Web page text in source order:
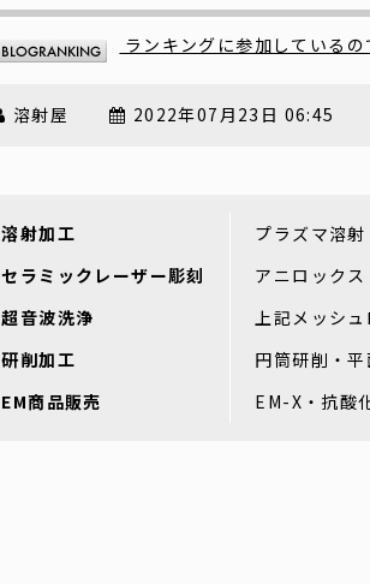
ランキングに参加しているの
溶射屋 2022年07月23日 06:45
溶射加工
プラズマ溶
セラミックレーザー彫刻
アニロック
超音波洗浄
上記メッシ
研削加工
円筒研削・
EM商品販売
EM-X・抗酸